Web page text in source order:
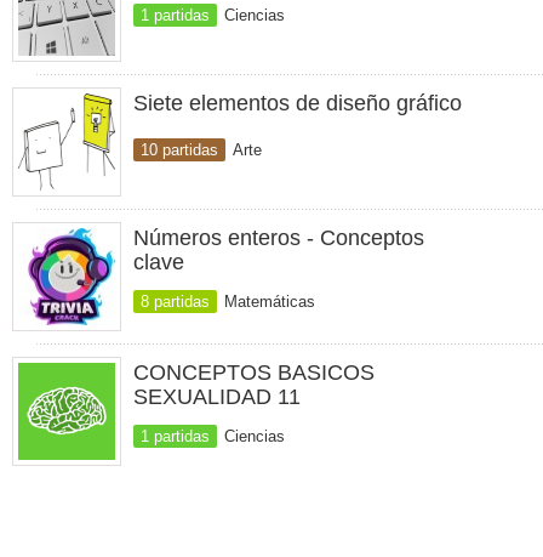
1 partidas Ciencias
Siete elementos de diseño gráfico
10 partidas Arte
Números enteros - Conceptos
clave
8 partidas Matemáticas
CONCEPTOS BASICOS
SEXUALIDAD 11
1 partidas Ciencias